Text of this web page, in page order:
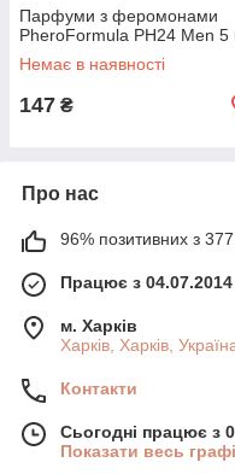
Парфуми з феромонами
PheroFormula PH24 Men 5
Немає в наявності
147 ₴
Про нас
96% позитивних з 377
Працює з 04.07.2014
м. Харків
Харків, Харків,
Контакти
Сьогодні працює з
Показати весь